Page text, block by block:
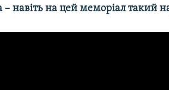
– навіть на цей меморіал такий